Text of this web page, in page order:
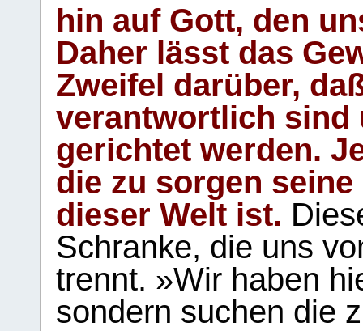
hin auf Gott, den
Daher lässt das
Zweifel darüber,
verantwortlich sind
gerichtet werden.
die zu sorgen
dieser Welt ist.
Schranke, die uns
trennt. »Wir haben
sondern suchen die